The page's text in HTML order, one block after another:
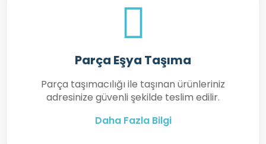
Parça Eşya Taşıma
Parça taşımacılığı ile taşınan ürünleriniz
adresinize güvenli şekilde teslim edilir.
Daha Fazla Bilgi